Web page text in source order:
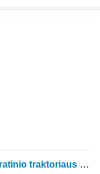
Tvirtinimo elementai Matic dæksel ratinio traktoriaus Claas Axion 810